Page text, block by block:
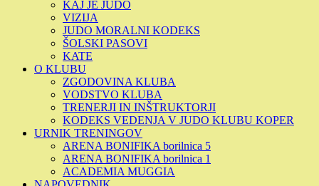
KAJ JE JUDO
VIZIJA
JUDO MORALNI KODEKS
ŠOLSKI PASOVI
KATE
O KLUBU
ZGODOVINA KLUBA
VODSTVO KLUBA
TRENERJI IN INŠTRUKTORJI
KODEKS VEDENJA V JUDO KLUBU KOPER
URNIK TRENINGOV
ARENA BONIFIKA borilnica 5
ARENA BONIFIKA borilnica 1
ACADEMIA MUGGIA